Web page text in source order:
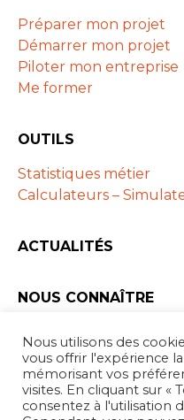
Préparer mon projet
Démarrer mon projet
Piloter mon entreprise
Me former
OUTILS
Statistiques métier
Calculateurs –
ACTUALITÉS
NOUS CONNAÎTRE
Partenaires
Nous utilisons des
vous offrir l'expérience
mémorisant vos
visites. En cliquant sur «
consentez à l'utilisation